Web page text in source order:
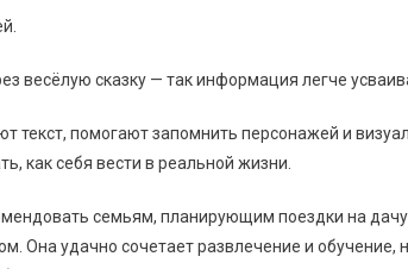
весёлую сказку — так информация легче
текст, помогают запомнить персонажей и
как себя вести в реальной жизни.
семьям, планирующим поездки на дачу
Она удачно сочетает развлечение и обучение,